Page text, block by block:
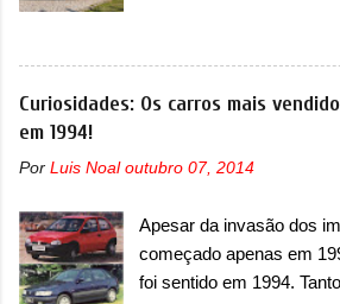
verificação e, se
motor do ventilador
ventilação e ar-
uma sobrecarga do
poderá causar a perda de
requerendo a
modulo de...
oficialmente a nova
mudanças visuais e com
motor. Depois da picape
motor 1.0 12v Turbo Flex,
Strada soube ser mutável
importantes que a
conseguiu acompanhar e
Curiosidades: Os carros mais
em 1994!
Por Luis Noal outubro 07, 2014
Apesar da invasão dos
começado apenas em
foi sentido em 1994.